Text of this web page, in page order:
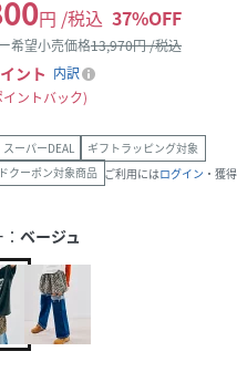
円 /税込 37%OFF
希望小売価格13,970円 /税込
ント 内訳
ントバック
スーパーDEAL
ギフトラッピング対象
クーポン対象商品 ご利用にはログイン ・獲
ベージュ